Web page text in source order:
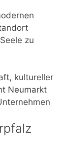
zu
kultureller
Neumarkt